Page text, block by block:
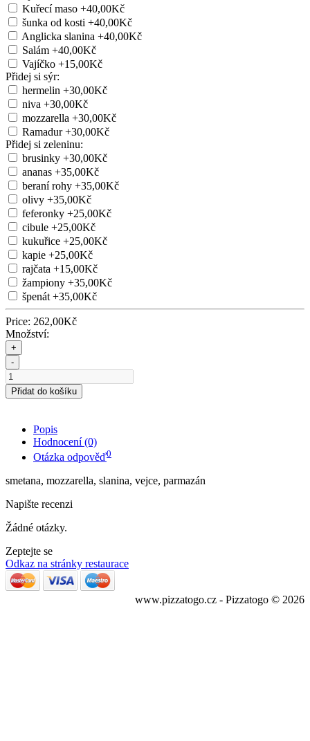
Kuřecí maso +40,00Kč
šunka od kosti +40,00Kč
Anglicka slanina +40,00Kč
Salám +40,00Kč
Vajíčko +15,00Kč
Přidej si sýr:
hermelin +30,00Kč
niva +30,00Kč
mozzarella +30,00Kč
Ramadur +30,00Kč
Přidej si zeleninu:
brusinky +30,00Kč
ananas +35,00Kč
beraní rohy +35,00Kč
olivy +35,00Kč
feferonky +25,00Kč
cibule +25,00Kč
kukuřice +25,00Kč
kapie +25,00Kč
rajčata +15,00Kč
žampiony +35,00Kč
špenát +35,00Kč
Price: 262,00Kč
Množství:
+
-
Přidat do košíku
Popis
Hodnocení (0)
Otázka odpověď0
smetana, mozzarella, slanina, vejce, parmazán
Napište recenzi
Žádné otázky.
Zeptejte se
Odkaz na stránky restaurace
www.pizzatogo.cz - Pizzatogo © 2026